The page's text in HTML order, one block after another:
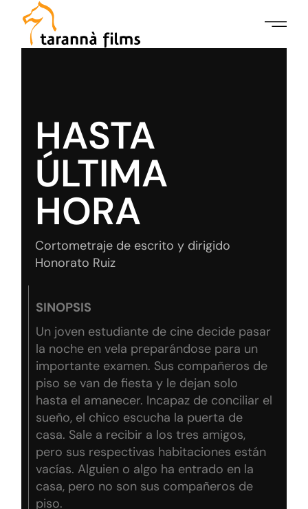
HASTA
ÚLTIMA
HORA
Cortometraje de escrito y dirigido
Honorato Ruiz
SINOPSIS
Un joven estudiante de cine decide pasar
la noche en vela preparándose para un
importante examen. Sus compañeros de
piso se van de fiesta y le dejan solo
hasta el amanecer. Incapaz de conciliar el
sueño, el chico escucha la puerta de
casa. Sale a recibir a los tres amigos,
pero sus respectivas habitaciones están
vacías. Alguien o algo ha entrado en la
casa, pero no son sus compañeros de
piso.